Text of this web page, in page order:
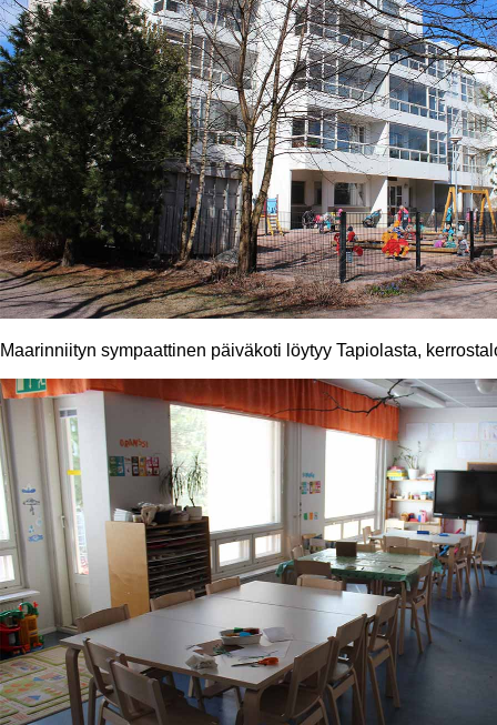
Maarinniityn sympaattinen päiväkoti löytyy Tapiolasta,